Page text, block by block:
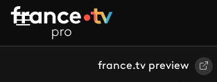
Aller au contenu principal
france.tv preview